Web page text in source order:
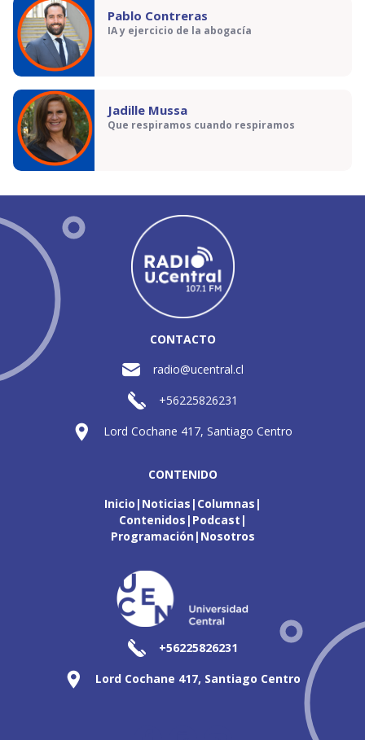
Pablo Contreras
IA y ejercicio de la abogacía
Jadille Mussa
Que respiramos cuando respiramos
CONTACTO
radio@ucentral.cl
+56225826231
Lord Cochane 417, Santiago Centro
CONTENIDO
Inicio Noticias Columnas
Contenidos Podcast
Programación Nosotros
+56225826231
Lord Cochane 417, Santiago Centro